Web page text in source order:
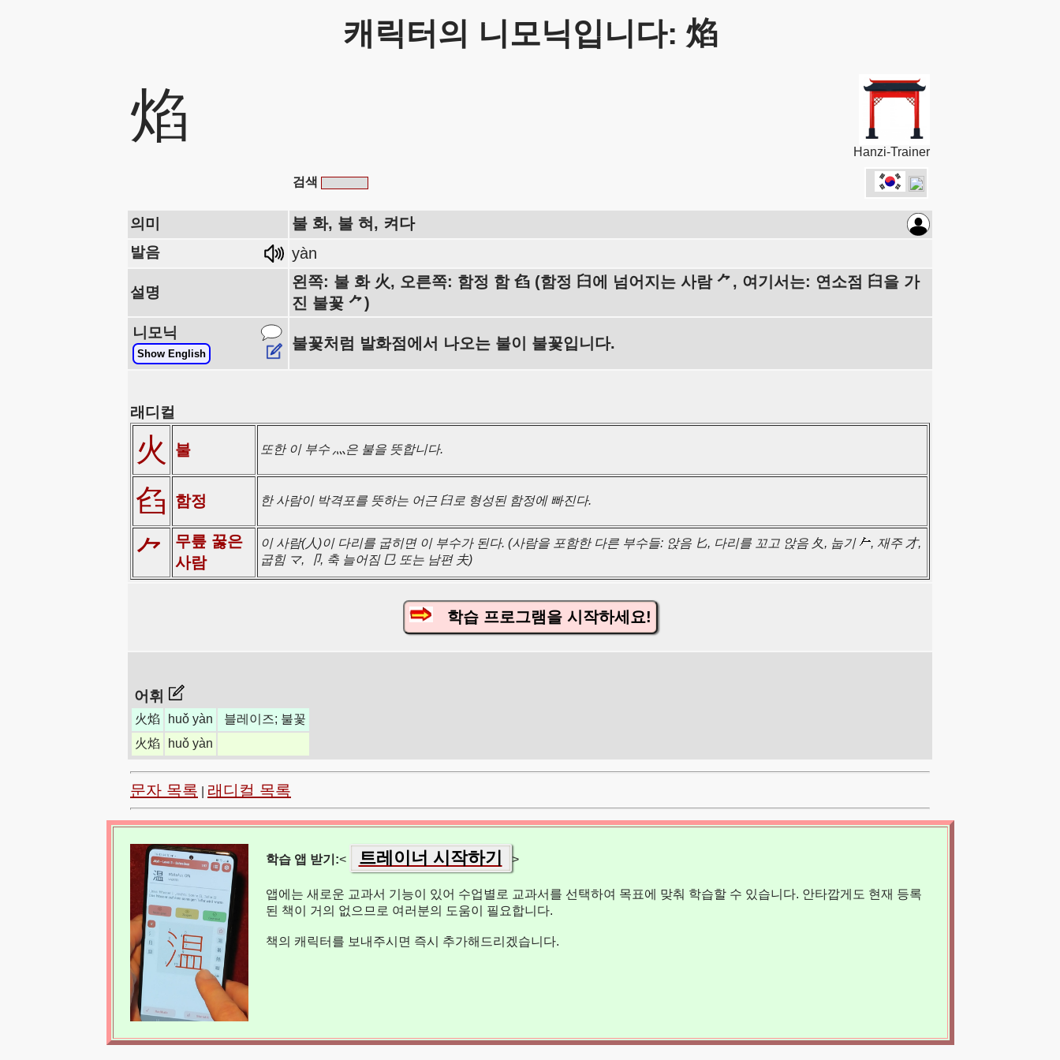
캐릭터의 니모닉입니다: 焰
焰
Hanzi-Trainer
검색
의미 불 화, 불 혀, 켜다
발음 yàn
설명
왼쪽: 불 화 火, 오른쪽: 함정 함 臽 (함정 臼에 넘어지는 사람 ⺈, 여기서는: 연소점 臼을 가
진 불꽃 ⺈)
니모닉
Show English
불꽃처럼 발화점에서 나오는 불이 불꽃입니다.
래디컬
火 불 또한 이 부수 灬은 불을 뜻합니다.
臽 함정 한 사람이 박격포를 뜻하는 어근 臼로 형성된 함정에 빠진다.
⺈
무릎 꿇은
사람
이 사람(人)이 다리를 굽히면 이 부수가 된다. (사람을 포함한 다른 부수들: 앉음 匕, 다리를 꼬고 앉음 夂, 눕기
, 재주 才,
굽힘 マ, 卩, 축 늘어짐 㔾 또는 남편 夫)
학습 프로그램을 시작하세요!
어휘
火焰 huǒ yàn
블레이즈; 불꽃
火焰
huǒ yàn
문자 목록 래디컬 목록
학습 앱 받기:< 트레이너 시작하기 >
앱에는 새로운 교과서 기능이 있어 수업별로 교과서를 선택하여 목표에 맞춰 학습할 수 있습니다. 안타깝게도 현재 등록
된 책이 거의 없으므로 여러분의 도움이 필요합니다.
책의 캐릭터를 보내주시면 즉시 추가해드리겠습니다.